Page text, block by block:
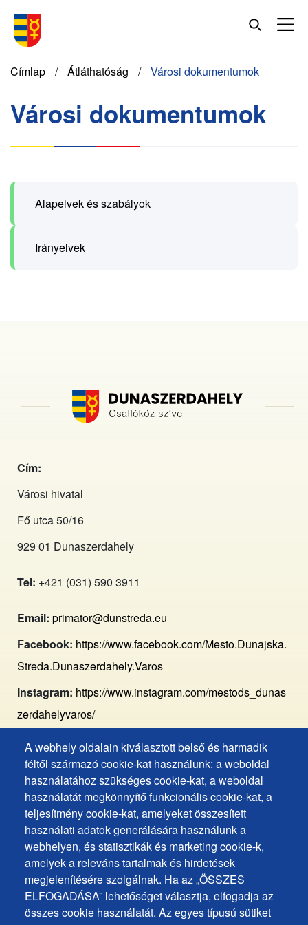
A webhely oldalain kiválasztott belső és harmadik
féltől származó cookie-kat használunk: a weboldal
használatához szükséges cookie-kat, a weboldal
használatát megkönnyítő funkcionális cookie-kat, a
teljesítmény cookie-kat, amelyeket összesített
használati adatok generálására használunk a
webhelyen, és statisztikák és marketing cookie-k,
amelyek a releváns tartalmak és hirdetések
megjelenítésére szolgálnak. Ha az „ÖSSZES
ELFOGADÁSA” lehetőséget választja, elfogadja az
összes cookie használatát. Az egyes típusú sütiket
tartalomra
Morzsa
Címlap Átláthatóság Városi dokumentumok
Városi dokumentumok
Alapelvek és szabályok
Irányelvek
Cím:
Városi hivatal
Fő utca 50/16
929 01 Dunaszerdahely
Tel: +421 (031) 590 3911
Email: primator@dunstreda.eu
Facebook: https://www.facebook.com/Mesto.Dunajska.
Streda.Dunaszerdahely.Varos
Instagram: https://www.instagram.com/mestods_dunas
zerdahelyvaros/
Footer
Elérhetőségek
Footer
Cookies
+
ochrana
osobných
udajov
Hozzáférhetőségi nyilatkozat
Gyakran ismételt kérdések
Személyes adatok védelme
Sütik használata
Sütik beállítások
Javaslatok és visszajelzések